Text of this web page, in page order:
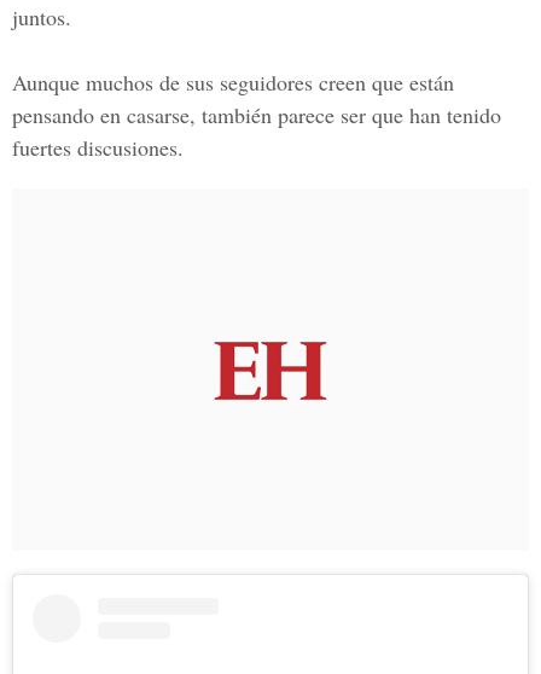
juntos.
Aunque muchos de sus seguidores creen que están
pensando en casarse, también parece ser que han tenido
fuertes discusiones.